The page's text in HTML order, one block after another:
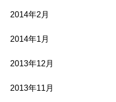
2014年2月
2014年1月
2013年12月
2013年11月